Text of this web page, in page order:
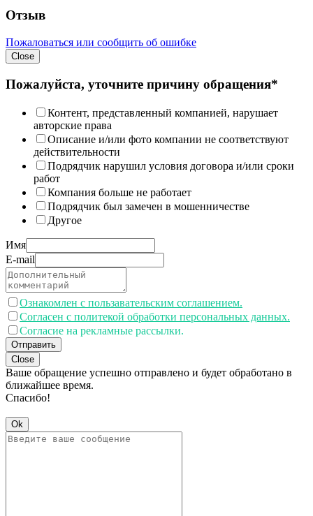
Отзыв
Пожаловаться или сообщить об ошибке
Close
Пожалуйста, уточните причину обращения*
Контент, представленный компанией, нарушает
авторские права
Описание и/или фото компании не соответствуют
действительности
Подрядчик нарушил условия договора и/или сроки
работ
Компания больше не работает
Подрядчик был замечен в мошенничестве
Другое
Имя
E-mail
Ознакомлен с пользавательским соглашением.
Согласен с политекой обработки персональных данных.
Согласие на рекламные рассылки.
Отправить
Close
Ваше обращение успешно отправлено и будет обработано в
ближайшее время.
Спасибо!
Ok